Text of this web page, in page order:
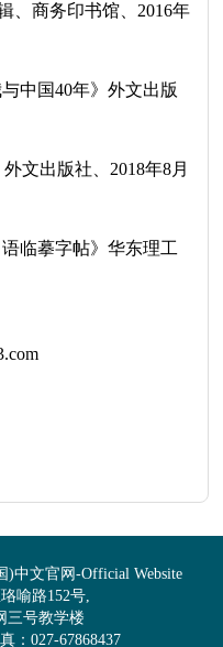
、商务印书馆、2016年
中国40年》外文出版
文出版社、2018年8月
临摹字帖》华东理工
中文官网-Official Website
喻路152号,
三号教学楼
：027-67868437